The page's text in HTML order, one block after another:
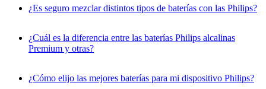
¿Es seguro mezclar distintos tipos de baterías con las Philips?
¿Cuál es la diferencia entre las baterías Philips alcalinas
Premium y otras?
¿Cómo elijo las mejores baterías para mi dispositivo Philips?